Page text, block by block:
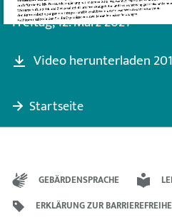
Freitag, 12. März 2021
Video herunterladen
Startseite
GEBÄRDENSPRACHE
ERKLÄRUNG ZUR